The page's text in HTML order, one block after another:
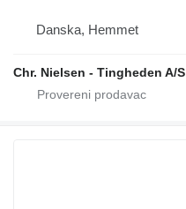
Danska, Hemmet
Chr. Nielsen - Tingheden A/S